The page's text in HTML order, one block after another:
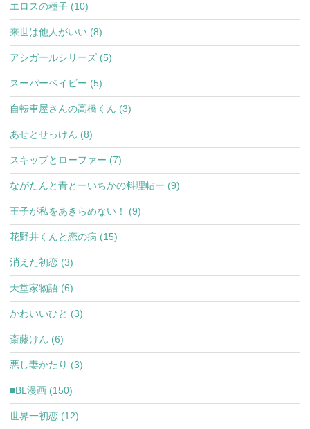
エロスの種子 (10)
来世は他人がいい (8)
アシガールシリーズ (5)
スーパーベイビー (5)
自転車屋さんの高橋くん (3)
あせとせっけん (8)
スキップとローファー (7)
ながたんと青とーいちかの料理帖ー (9)
王子が私をあきらめない！ (9)
花野井くんと恋の病 (15)
消えた初恋 (3)
天堂家物語 (6)
かわいいひと (3)
斎藤けん (6)
悪し妻かたり (3)
■BL漫画 (150)
世界一初恋 (12)